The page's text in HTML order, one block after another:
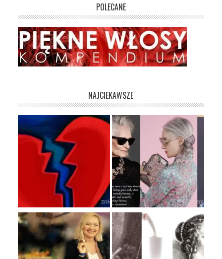
POLECANE
NAJCIEKAWSZE